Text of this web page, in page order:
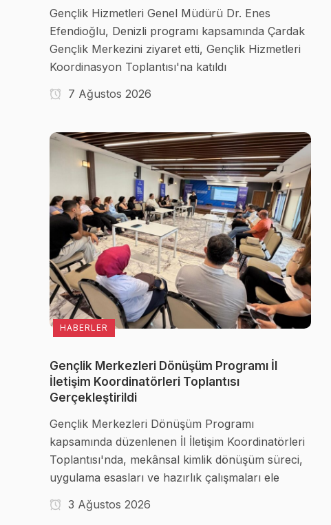
Gençlik Hizmetleri Genel Müdürü Dr. Enes
Efendioğlu, Denizli programı kapsamında Çardak
Gençlik Merkezini ziyaret etti, Gençlik Hizmetleri
Koordinasyon Toplantısı'na katıldı
7 Ağustos 2026
HABERLER
Gençlik Merkezleri Dönüşüm Programı İl
İletişim Koordinatörleri Toplantısı
Gerçekleştirildi
Gençlik Merkezleri Dönüşüm Programı
kapsamında düzenlenen İl İletişim Koordinatörleri
Toplantısı'nda, mekânsal kimlik dönüşüm süreci,
uygulama esasları ve hazırlık çalışmaları ele
3 Ağustos 2026